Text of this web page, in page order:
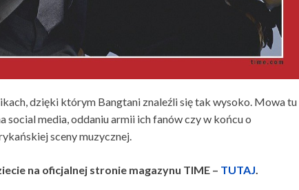
dzięki którym Bangtani znaleźli się tak wysoko. Mowa tu
social media, oddaniu armii ich fanów czy w końcu o
sceny muzycznej.
na oficjalnej stronie magazynu TIME – TUTAJ.